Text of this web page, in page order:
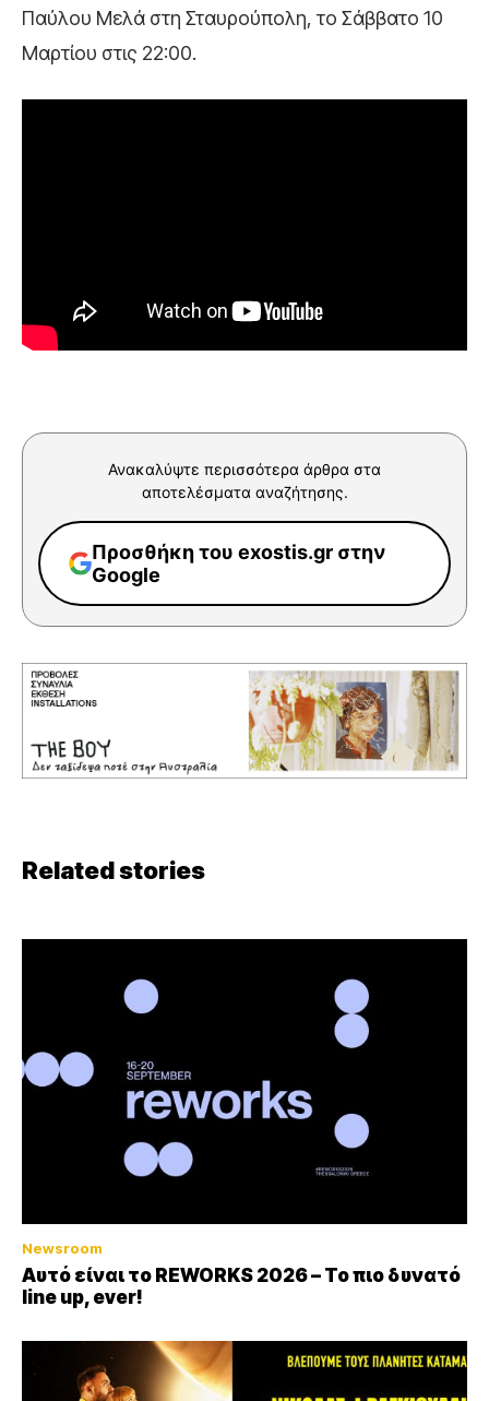
Παύλου Μελά στη Σταυρούπολη, το Σάββατο 10
Μαρτίου στις 22:00.
Ανακαλύψτε περισσότερα άρθρα στα
αποτελέσματα αναζήτησης.
Προσθήκη του exostis.gr στην
Google
Related stories
Newsroom
Αυτό είναι το REWORKS 2026 – Το πιο δυνατό
line up, ever!